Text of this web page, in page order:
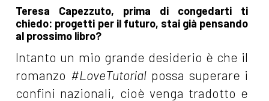
Teresa Capezzuto, prima di congedarti ti
chiedo: progetti per il futuro, stai già pensando
al prossimo libro?
Intanto un mio grande desiderio è che il
romanzo #LoveTutorialpossa superare i
confini nazionali, cioè venga tradotto e